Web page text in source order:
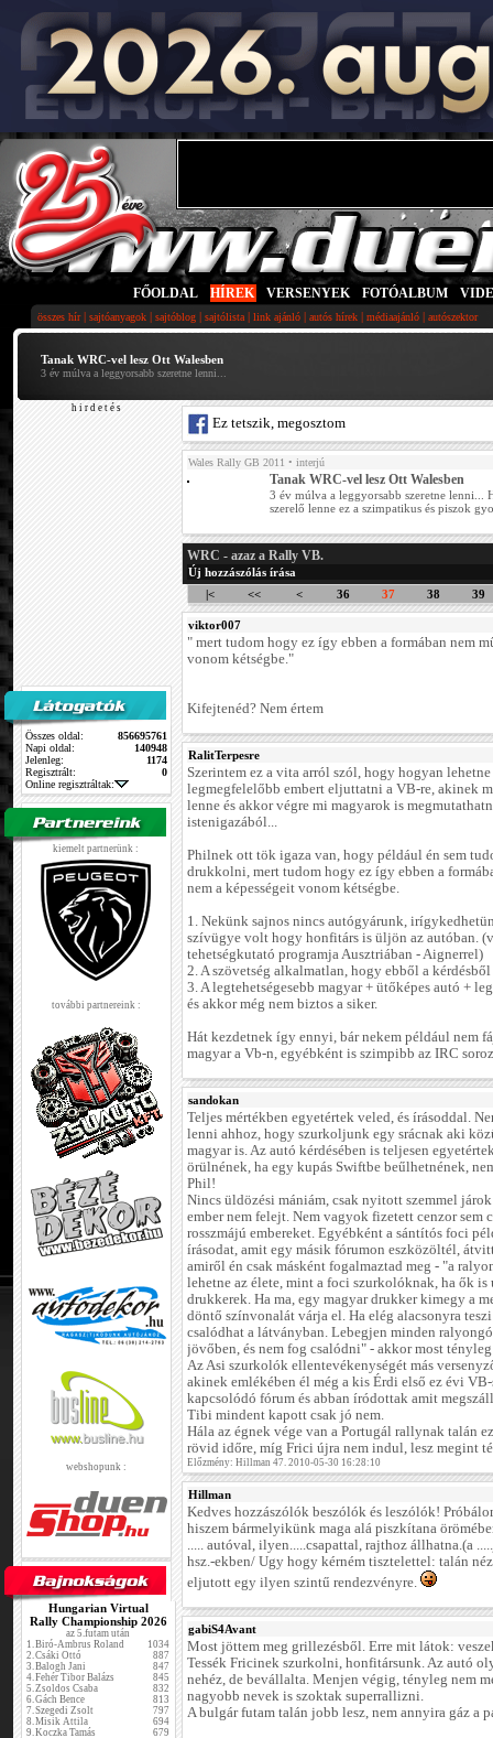
FŐOLDAL HÍREK VERSENYEK FOTÓALBUM
összes hír| sajtóanyagok | sajtóblog | sajtólista | link ajánló | autós hírek | médiaajánló | autószektor
Tanak WRC-vel lesz Ott Walesben
3 év múlva a leggyorsabb szeretne lenni...
h i r d e t é s
Összes oldal:
856695761
Napi oldal:
140948
Jelenleg:
1174
Regisztrált:
0
Online regisztráltak:
kiemelt partnerünk :
további partnereink :
webshopunk :
Hungarian Virtual
Rally Championship 2026
az 5.futam után
1.Biró-Ambrus Roland
1034
2.Csáki Ottó
887
3.Balogh Jani
847
4.Fehér Tibor Balázs
845
5.Zsoldos Csaba
832
6.Gách Bence
813
7.Szegedi Zsolt
797
8.Misik Attila
694
9.Koczka Tamás 679
Ez tetszik, megosztom
Wales Rally GB 2011 • interjú
Tanak WRC-vel lesz Ott Walesben
3 év múlva a leggyorsabb szeretne lenni...
szerelő lenne ez a szimpatikus és piszok
WRC - azaz a Rally VB.
Új hozzászólás írása
|<
<< < 36 37 38 39
viktor007
" mert tudom hogy ez így ebben a formában nem
vonom kétségbe."
Kifejtenéd? Nem értem
RalitTerpesre
Szerintem ez a vita arról szól, hogy hogyan
legmegfelelőbb embert eljuttatni a VB-re, akinek
lenne és akkor végre mi magyarok is
istenigazából...
Philnek ott tök igaza van, hogy például én sem
drukkolni, mert tudom hogy ez így ebben a
nem a képességeit vonom kétségbe.
1. Nekünk sajnos nincs autógyárunk,
szívügye volt hogy honfitárs is üljön az autóban.
tehetségkutató programja Ausztriában - Aignerrel)
2. A szövetség alkalmatlan, hogy ebből a
3. A legtehetségesebb magyar + ütőképes autó +
és akkor még nem biztos a siker.
Hát kezdetnek így ennyi, bár nekem például nem
magyar a Vb-n, egyébként is szimpibb az IRC
sandokan
Teljes mértékben egyetértek veled, és írásoddal.
lenni ahhoz, hogy szurkoljunk egy srácnak aki
magyar is. Az autó kérdésében is teljesen
örülnének, ha egy kupás Swiftbe beűlhetnének,
Phil!
Nincs üldözési mániám, csak nyitott szemmel
ember nem felejt. Nem vagyok fizetett cenzor sem
rosszmájú embereket. Egyébként a sántítós foci
írásodat, amit egy másik fórumon eszközöltél,
amiről én csak másként fogalmaztad meg - "a
lehetne az élete, mint a foci szurkolóknak, ha ők
drukkerek. Ha ma, egy magyar drukker kimegy a
döntő színvonalát várja el. Ha elég alacsonyra
csalódhat a látványban. Lebegjen minden
jövőben, és nem fog csalódni" - akkor most
Az Asi szurkolók ellentevékenységét más
akinek emlékében él még a kis Érdi első ez évi VB-
kapcsolódó fórum és abban íródottak amit
Tibi mindent kapott csak jó nem.
Hála az égnek vége van a Portugál rallynak talán
rövid időre, míg Frici újra nem indul, lesz megint
Előzmény: Hillman 47. 2010-05-30 16:28:10
Hillman
Kedves hozzászólók beszólók és leszólók!
hiszem bármelyikünk maga alá piszkítana
..... autóval, ilyen.....csapattal, rajthoz állhatna.(a
hsz.-ekben/ Ugy hogy kérném tisztelettel: talán
eljutott egy ilyen szintű rendezvényre.
gabiS4Avant
Most jöttem meg grillezésből. Erre mit látok:
Tessék Fricinek szurkolni, honfitársunk. Az autó
nehéz, de bevállalta. Menjen végig, tényleg nem
nagyobb nevek is szoktak superrallizni.
A bulgár futam talán jobb lesz, nem annyira gáz a